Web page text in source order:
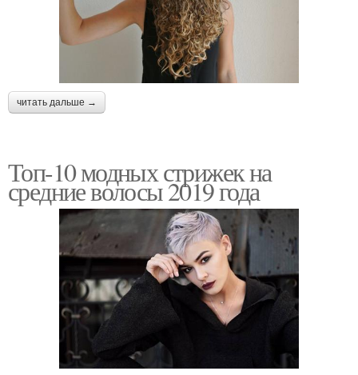
читать дальше →
Топ-10 модных стрижек на
средние волосы 2019 года